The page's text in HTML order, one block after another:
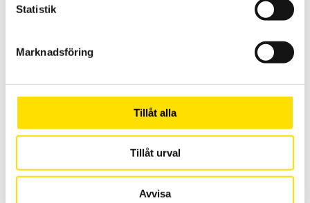
Statistik
Marknadsföring
Tillåt alla
Tillåt urval
Avvisa
Vi levererar analoga panelinstrument i storlek enligt DIN-norm,
både enstaka samt i större antal för ert projekt.